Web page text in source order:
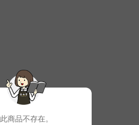
此商品不存在。